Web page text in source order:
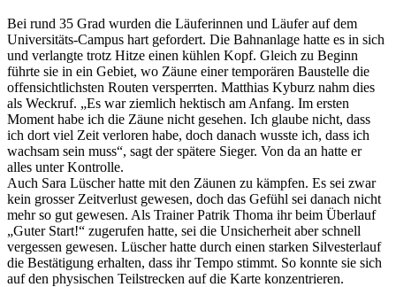
Bei rund 35 Grad wurden die Läuferinnen und Läufer auf dem
Universitäts-Campus hart gefordert. Die Bahnanlage hatte es in sich
und verlangte trotz Hitze einen kühlen Kopf. Gleich zu Beginn
führte sie in ein Gebiet, wo Zäune einer temporären Baustelle die
offensichtlichsten Routen versperrten. Matthias Kyburz nahm dies
als Weckruf. „Es war ziemlich hektisch am Anfang. Im ersten
Moment habe ich die Zäune nicht gesehen. Ich glaube nicht, dass
ich dort viel Zeit verloren habe, doch danach wusste ich, dass ich
wachsam sein muss“, sagt der spätere Sieger. Von da an hatte er
alles unter Kontrolle.
Auch Sara Lüscher hatte mit den Zäunen zu kämpfen. Es sei zwar
kein grosser Zeitverlust gewesen, doch das Gefühl sei danach nicht
mehr so gut gewesen. Als Trainer Patrik Thoma ihr beim Überlauf
„Guter Start!“ zugerufen hatte, sei die Unsicherheit aber schnell
vergessen gewesen. Lüscher hatte durch einen starken Silvesterlauf
die Bestätigung erhalten, dass ihr Tempo stimmt. So konnte sie sich
auf den physischen Teilstrecken auf die Karte konzentrieren.